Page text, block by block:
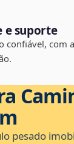
e suporte
confiável, com
pesado